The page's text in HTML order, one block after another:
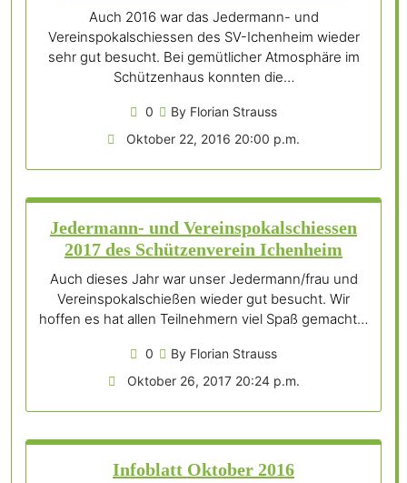
Auch 2016 war das Jedermann- und
Vereinspokalschiessen des SV-Ichenheim wieder
sehr gut besucht. Bei gemütlicher Atmosphäre im
Schützenhaus konnten die…
0
By Florian Strauss
Oktober 22, 2016 20:00 p.m.
Jedermann- und Vereinspokalschiessen
2017 des Schützenverein Ichenheim
Auch dieses Jahr war unser Jedermann/frau und
Vereinspokalschießen wieder gut besucht. Wir
hoffen es hat allen Teilnehmern viel Spaß gemacht…
0
By Florian Strauss
Oktober 26, 2017 20:24 p.m.
Infoblatt Oktober 2016